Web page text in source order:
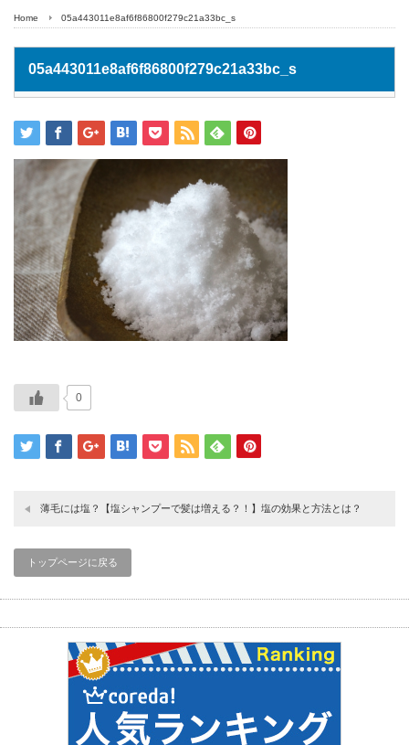
Home 05a443011e8af6f86800f279c21a33bc_s
05a443011e8af6f86800f279c21a33bc_s
0
薄毛には塩？【塩シャンプーで髪は増える？！】塩の効果と方法とは？
トップページに戻る